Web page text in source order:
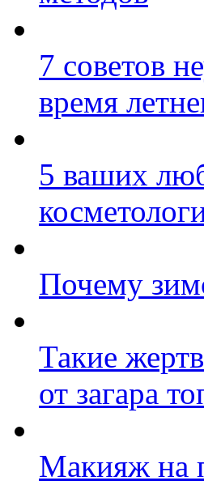
7 советов
время
5 ваших
Почему
Такие
от загара
Макияж на